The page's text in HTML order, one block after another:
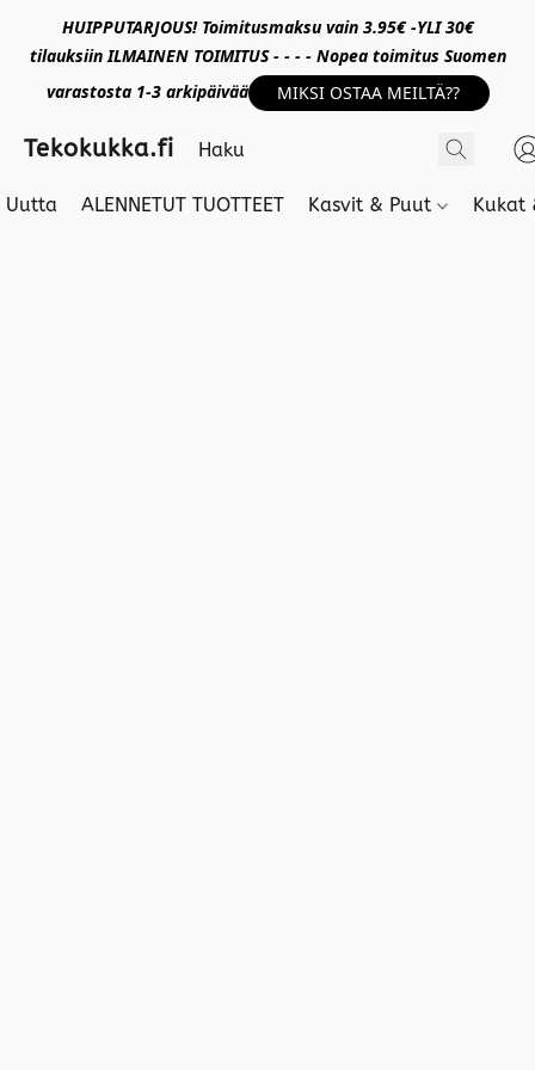
HUIPPUTARJOUS! Toimitusmaksu vain 3.95€ -YLI 30€
tilauksiin ILMAINEN TOIMITUS - - - - Nopea toimitus Suomen
varastosta 1-3 arkipäivää
MIKSI OSTAA MEILTÄ??
Tekokukka.fi
Uutta ALENNETUT TUOTTEET Kasvit & Puut Kukat